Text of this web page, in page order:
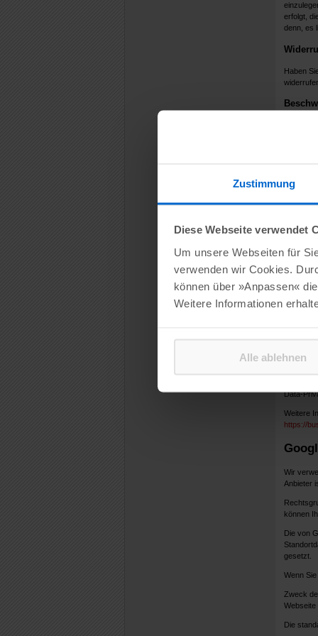
Zustimmung
Diese Webseite verwendet
Um unsere Webseiten für
verwenden wir Cookies.
können über »Anpassen«
Weitere Informationen
Alle ablehnen
erfolgt,
denn, es
Haben
zu
Die von
Wenn
(USA), in
Data-
Weitere
https://
Wir
Anbieter
können
Die von
gesetzt.
Wenn
Zweck
Webseite
Die